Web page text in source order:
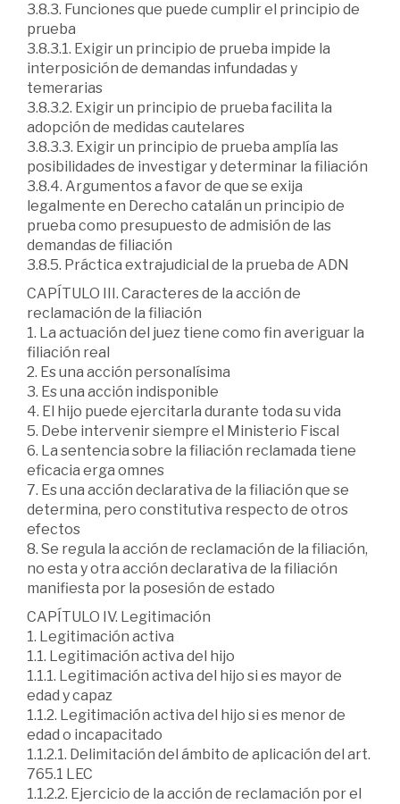
3.8.3. Funciones que puede cumplir el principio de
prueba
3.8.3.1. Exigir un principio de prueba impide la
interposición de demandas infundadas y
temerarias
3.8.3.2. Exigir un principio de prueba facilita la
adopción de medidas cautelares
3.8.3.3. Exigir un principio de prueba amplía las
posibilidades de investigar y determinar la filiación
3.8.4. Argumentos a favor de que se exija
legalmente en Derecho catalán un principio de
prueba como presupuesto de admisión de las
demandas de filiación
3.8.5. Práctica extrajudicial de la prueba de ADN
CAPÍTULO III. Caracteres de la acción de
reclamación de la filiación
1. La actuación del juez tiene como fin averiguar la
filiación real
2. Es una acción personalísima
3. Es una acción indisponible
4. El hijo puede ejercitarla durante toda su vida
5. Debe intervenir siempre el Ministerio Fiscal
6. La sentencia sobre la filiación reclamada tiene
eficacia erga omnes
7. Es una acción declarativa de la filiación que se
determina, pero constitutiva respecto de otros
efectos
8. Se regula la acción de reclamación de la filiación,
no esta y otra acción declarativa de la filiación
manifiesta por la posesión de estado
CAPÍTULO IV. Legitimación
1. Legitimación activa
1.1. Legitimación activa del hijo
1.1.1. Legitimación activa del hijo si es mayor de
edad y capaz
1.1.2. Legitimación activa del hijo si es menor de
edad o incapacitado
1.1.2.1. Delimitación del ámbito de aplicación del art.
765.1 LEC
1.1.2.2. Ejercicio de la acción de reclamación por el